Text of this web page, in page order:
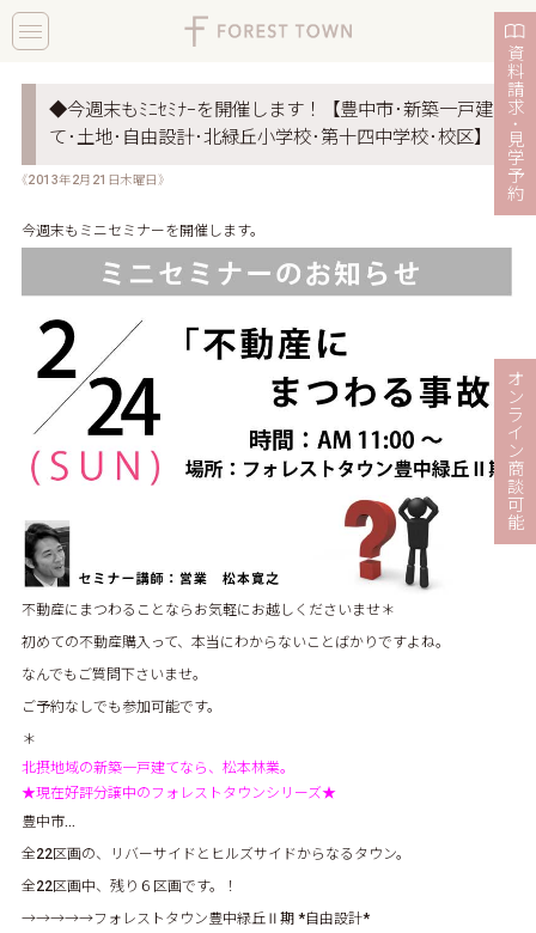
toggle
navigation
◆今週末もﾐﾆｾﾐﾅｰを開催します！【豊中市･新築一戸建
て･土地･自由設計･北緑丘小学校･第十四中学校･校区】
《2013年2月21日木曜日》
今週末もミニセミナーを開催します。
不動産にまつわることならお気軽にお越しくださいませ＊
初めての不動産購入って、本当にわからないことばかりですよね。
なんでもご質問下さいませ。
ご予約なしでも参加可能です。
＊
北摂地域の新築一戸建てなら、松本林業。
★現在好評分譲中のフォレストタウンシリーズ★
豊中市…
全22区画の、リバーサイドとヒルズサイドからなるタウン。
全22区画中、残り６区画です。！
→→→→→フォレストタウン豊中緑丘Ⅱ期 *自由設計*
資
料
請
求
・
見
学
予
約
オ
ン
ラ
イ
ン
商
談
可
能